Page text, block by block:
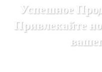
Успешное
Привлекайте